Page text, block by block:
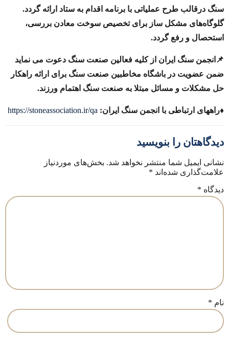
سنگ درقالب طرح عملیاتی با برنامه اقدام به ستاد ارائه گردد.
گلوگاه‌های مشکل ساز برای تخصیص سوخت معادن بررسی،
استحصال و رفع گردد‌.
📌انجمن سنگ ایران از کلیه فعالین صنعت سنگ دعوت می نماید
ضمن عضویت در باشگاه مخاطبین صنعت سنگ برای ارائه راهکار
حل مشکلات و مسائل مبتلا به صنعت سنگ اهتمام ورزند.
♦️راههای ارتباطی با انجمن سنگ ایران: https://stoneassociation.ir/qa
دیدگاهتان را بنویسید
نشانی ایمیل شما منتشر نخواهد شد. بخش‌های موردنیاز
علامت‌گذاری شده‌اند *
دیدگاه *
نام *